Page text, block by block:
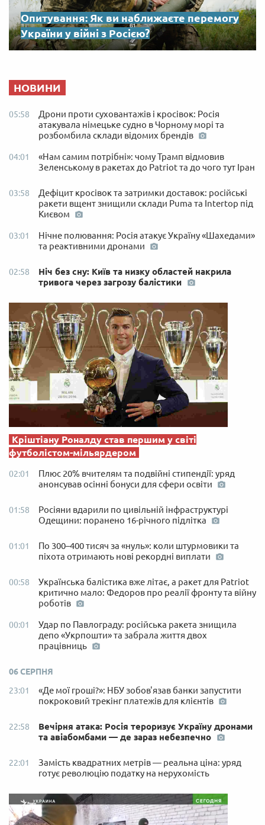
Опитування: Як ви наближаєте перемогу
України у війні з Росією?
НОВИНИ
05:58
Дрони проти суховантажів і кросівок: Росія
атакувала німецьке судно в Чорному морі та
розбомбила склади відомих брендів
04:01
«Нам самим потрібні»: чому Трамп відмовив
Зеленському в ракетах до Patriot та до чого тут Іран
03:58
Дефіцит кросівок та затримки доставок: російські
ракети вщент знищили склади Puma та Intertop під
Києвом
03:01
Нічне полювання: Росія атакує Україну «Шахедами»
та реактивними дронами
02:58
Ніч без сну: Київ та низку областей накрила
тривога через загрозу балістики
Кріштіану Роналду став першим у світі
футболістом-мільярдером
02:01
Плюс 20% вчителям та подвійні стипендії: уряд
анонсував осінні бонуси для сфери освіти
01:58
Росіяни вдарили по цивільній інфраструктурі
Одещини: поранено 16-річного підлітка
01:01
По 300–400 тисяч за «нуль»: коли штурмовики та
піхота отримають нові рекордні виплати
00:58
Українська балістика вже літає, а ракет для Patriot
критично мало: Федоров про реалії фронту та війну
роботів
00:01
Удар по Павлограду: російська ракета знищила
депо «Укрпошти» та забрала життя двох
працівниць
06 СЕРПНЯ
23:01
«Де мої гроші?»: НБУ зобов'язав банки запустити
покроковий трекінг платежів для клієнтів
22:58
Вечірня атака: Росія тероризує Україну дронами
та авіабомбами — де зараз небезпечно
22:01
Замість квадратних метрів — реальна ціна: уряд
готує революцію податку на нерухомість